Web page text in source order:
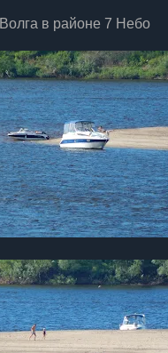
Волга в районе 7 Небо